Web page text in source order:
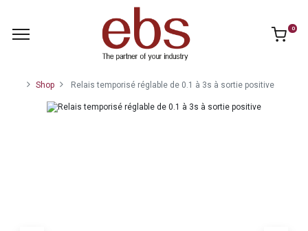
0
Shop Relais temporisé réglable de 0.1 à 3s à sortie positive